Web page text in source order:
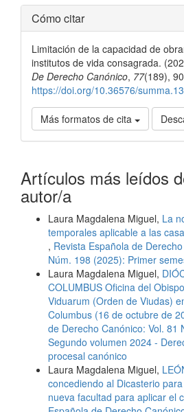
Detalles
del
artículo
Cómo citar
Limitación de la capacidad de
institutos de vida consagrada.
De Derecho Canónico, 77(189),
https://doi.org/10.36576/
Más formatos de cita
Artículos más leídos
autor/a
Laura Magdalena Miguel, La
temporales aplicable a las
, Revista Española de
Núm. 198 (2025): Primer
Laura Magdalena Miguel,
COLUMBUS Oficina del
Viduarum (Orden de Viudas)
Columbus (16 de octubre de
de Derecho Canónico: Vol. 81
Segundo volumen 2024 -
procesal canónico
Laura Magdalena Miguel,
concediendo al Dicasterio
nueva facultad para aplicar el